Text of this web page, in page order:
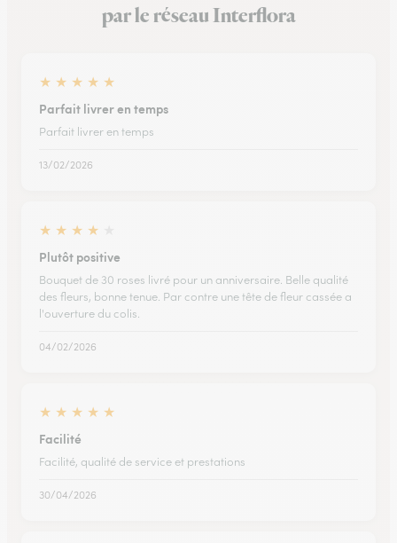
par le réseau Interflora
★ ★ ★ ★ ★
Parfait livrer en temps
Parfait livrer en temps
13/02/2026
★ ★ ★ ★
Plutôt positive
Bouquet de 30 roses livré pour un anniversaire. Belle qualité
des fleurs, bonne tenue. Par contre une tête de fleur cassée a
l'ouverture du colis.
04/02/2026
★ ★ ★ ★ ★
Facilité
Facilité, qualité de service et prestations
30/04/2026